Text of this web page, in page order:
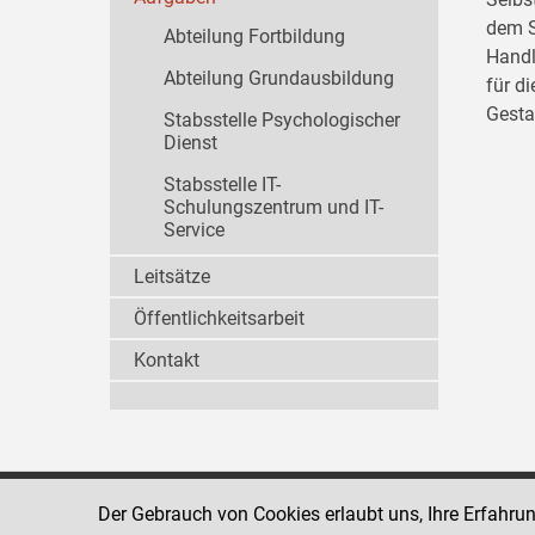
dem
für
Abteilung Fortbildung
Abteilung Grundausbildung
Stabsstelle Psychologischer
Dienst
Stabsstelle IT-
Schulungszentrum und IT-
Service
Leitsätze
Öffentlichkeitsarbeit
Kontakt
Strafvollzugsakademie
1080 Wien
Der Gebrauch von Cookies erlaubt uns, Ihre